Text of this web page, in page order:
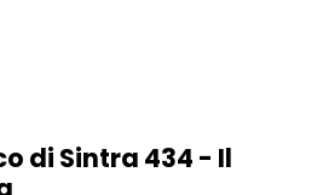
di Sintra 434 - Il